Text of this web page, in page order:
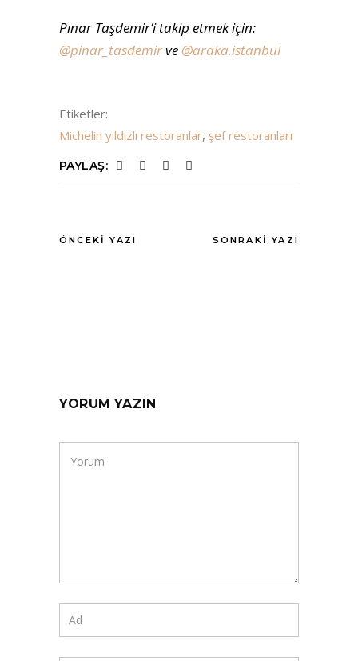
Pınar Taşdemir’i takip etmek için:
@pinar_tasdemirve @araka.istanbul
Etiketler:
Michelin yıldızlı restoranlar, şef restoranları
PAYLAŞ:
ÖNCEKI YAZI SONRAKI YAZI
YORUM YAZIN